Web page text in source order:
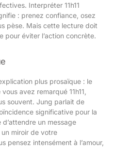
Interpréter 11h11
: prenez confiance, osez
pèse. Mais cette lecture doit
pour éviter l’action concrète.
plus prosaïque : le
avez remarqué 11h11,
souvent. Jung parlait de
significative pour la
un message
un miroir de votre
pensez intensément à l’amour,